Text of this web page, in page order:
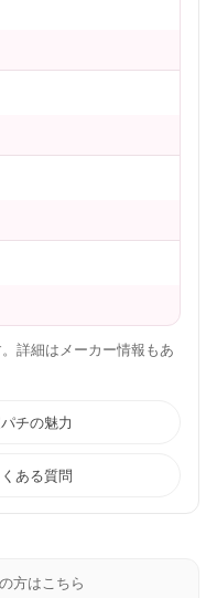
詳細はメーカー情報もあ
チの魅力
ある質問
方はこちら